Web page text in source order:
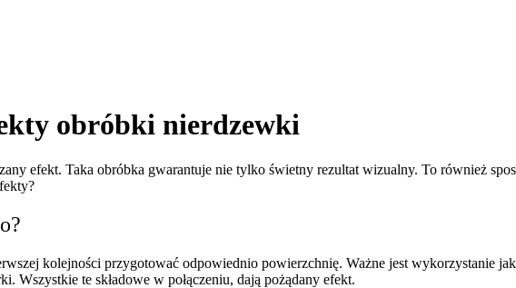
obróbki nierdzewki
efekt. Taka obróbka gwarantuje nie tylko świetny rezultat wizualny. To również
kolejności przygotować odpowiednio powierzchnię. Ważne jest wykorzystanie
Wszystkie te składowe w połączeniu, dają pożądany efekt.